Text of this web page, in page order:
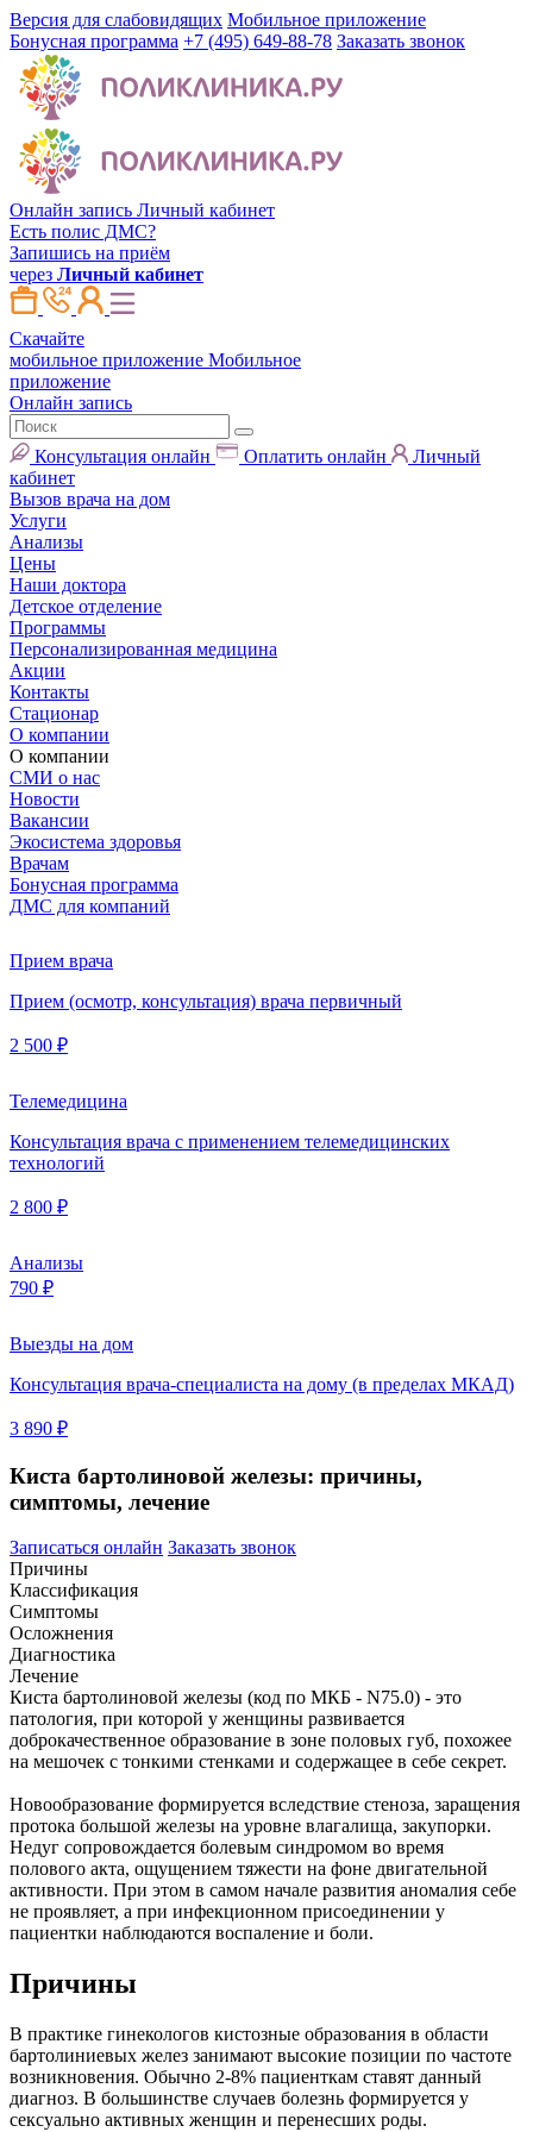
Версия для слабовидящих Мобильное приложение
Бонусная программа +7 (495) 649-88-78 Заказать звонок
Онлайн запись Личный кабинет
Есть полис ДМС?
Запишись на приём
через Личный кабинет
Скачайте
мобильное приложение Мобильное
приложение
Онлайн запись
Консультация онлайн Оплатить онлайн
Личный
кабинет
Вызов врача на дом
Услуги
Анализы
Цены
Наши доктора
Детское отделение
Программы
Персонализированная медицина
Акции
Контакты
Стационар
О компании
О компании
СМИ о нас
Новости
Вакансии
Экосистема здоровья
Врачам
Бонусная программа
ДМС для компаний
Прием врача
Прием (осмотр, консультация) врача первичный
2 500 ₽
Телемедицина
Консультация врача с применением телемедицинских
технологий
2 800 ₽
Анализы
790 ₽
Выезды на дом
Консультация врача-специалиста на дому (в пределах МКАД)
3 890 ₽
Киста бартолиновой железы: причины,
симптомы, лечение
Записаться онлайн Заказать звонок
Причины
Классификация
Симптомы
Осложнения
Диагностика
Лечение
Киста бартолиновой железы (код по МКБ - N75.0) - это
патология, при которой у женщины развивается
доброкачественное образование в зоне половых губ, похожее
на мешочек с тонкими стенками и содержащее в себе секрет.
Новообразование формируется вследствие стеноза, заращения
протока большой железы на уровне влагалища, закупорки.
Недуг сопровождается болевым синдромом во время
полового акта, ощущением тяжести на фоне двигательной
активности. При этом в самом начале развития аномалия себе
не проявляет, а при инфекционном присоединении у
пациентки наблюдаются воспаление и боли.
Причины
В практике гинекологов кистозные образования в области
бартолиниевых желез занимают высокие позиции по частоте
возникновения. Обычно 2-8% пациенткам ставят данный
диагноз. В большинстве случаев болезнь формируется у
сексуально активных женщин и перенесших роды.